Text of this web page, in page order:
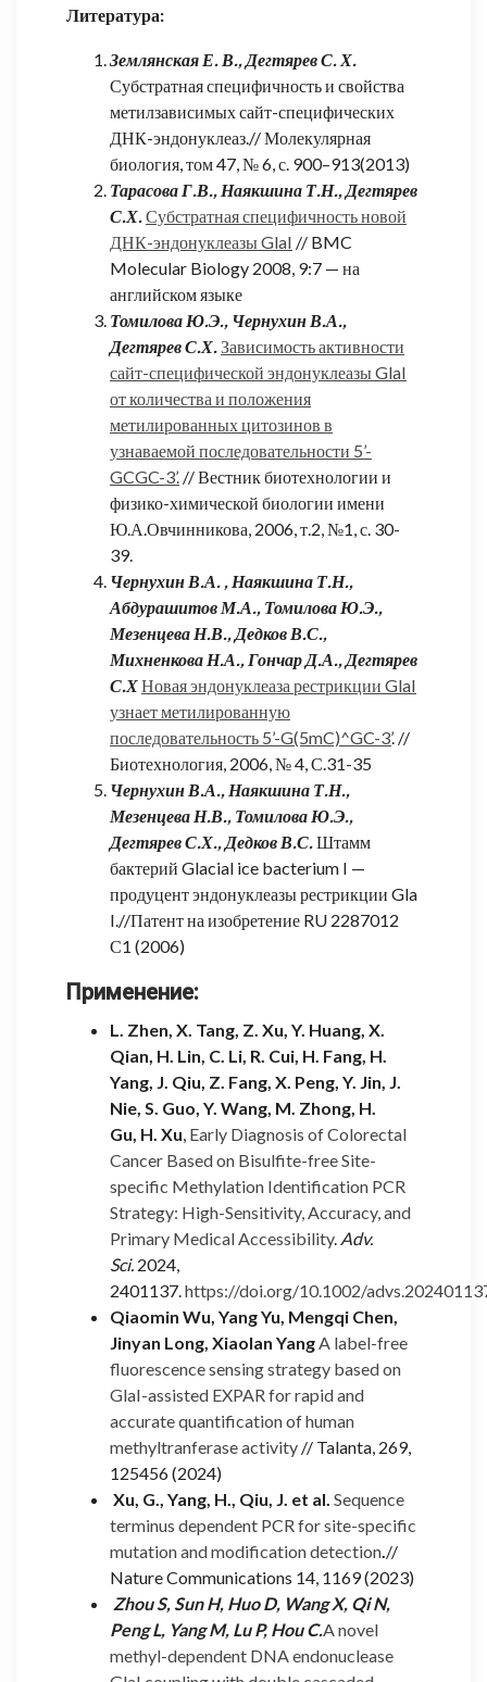
Литература:
Землянская Е. В., Дегтярев С. Х.
Субстратная специфичность и свойства
метилзависимых сайт-специфических
ДНК-эндонуклеаз.// Молекулярная
биология, том 47, № 6, с. 900–913(2013)
Тарасова Г.В., Наякшина Т.Н., Дегтярев
С.Х. Субстратная специфичность новой
ДНК-эндонуклеазы GlaI // BMC
Molecular Biology 2008, 9:7 — на
английском языке
Томилова Ю.Э., Чернухин В.А.,
Дегтярев С.Х. Зависимость активности
сайт-специфической эндонуклеазы GlaI
от количества и положения
метилированных цитозинов в
узнаваемой последовательности 5’-
GCGC-3’. // Вестник биотехнологии и
физико-химической биологии имени
Ю.А.Овчинникова, 2006, т.2, №1, с. 30-
39.
Чернухин В.А. , Наякшина Т.Н.,
Абдурашитов М.А., Томилова Ю.Э.,
Мезенцева Н.В., Дедков В.С.,
Михненкова Н.А., Гончар Д.А., Дегтярев
С.ХНовая эндонуклеаза рестрикции GlaI
узнает метилированную
последовательность 5’-G(5mC)^GC-3’. //
Биотехнология, 2006, № 4, С.31-35
Чернухин В.А., Наякшина Т.Н.,
Мезенцева Н.В., Томилова Ю.Э.,
Дегтярев С.Х., Дедков В.С. Штамм
бактерий Glacial ice bacterium I —
продуцент эндонуклеазы рестрикции Gla
I.//Патент на изобретение RU 2287012
С1 (2006)
Применение:
L. Zhen X. Tang Z. Xu Y. Huang X.
Qian H. Lin C. Li R. Cui H. Fang H.
Yang J. Qiu Z. Fang X. Peng Y. Jin J.
Nie S. Guo Y. Wang M. Zhong H.
Gu H. Xu Early Diagnosis of Colorectal
Cancer Based on Bisulfite-free Site-
specific Methylation Identification PCR
Strategy: High-Sensitivity, Accuracy, and
Primary Medical Accessibility. Adv.
Sci. 2024
2401137. https://doi.org/10.1002/
Qiaomin Wu, Yang Yu, Mengqi Chen,
Jinyan Long, Xiaolan Yang A label-free
fluorescence sensing strategy based on
GlaI-assisted EXPAR for rapid and
accurate quantification of human
methyltranferase activity // Talanta, 269,
125456 (2024)
Xu, G., Yang, H., Qiu, J. et al. Sequence
terminus dependent PCR for site-specific
mutation and modification detection //
Nature Communications 14, 1169 (2023)
Zhou S, Sun H, Huo D, Wang X, Qi N,
Peng L, Yang M, Lu P, Hou C.A novel
methyl-dependent DNA endonuclease